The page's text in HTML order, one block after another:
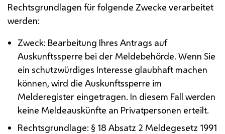
Rechtsgrundlagen für folgende Zwecke verarbeitet
werden:
Zweck: Bearbeitung Ihres Antrags auf
Auskunftssperre bei der Meldebehörde. Wenn Sie
ein schutzwürdiges Interesse glaubhaft machen
können, wird die Auskunftssperre im
Melderegister eingetragen. In diesem Fall werden
keine Meldeauskünfte an Privatpersonen erteilt.
Rechtsgrundlage: § 18 Absatz 2 Meldegesetz 1991